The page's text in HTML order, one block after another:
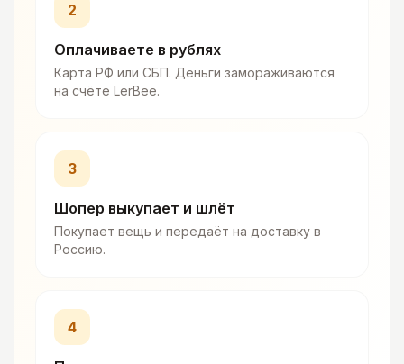
2
Оплачиваете в рублях
Карта РФ или СБП. Деньги замораживаются
на счёте LerBee.
3
Шопер выкупает и шлёт
Покупает вещь и передаёт на доставку в
Россию.
4